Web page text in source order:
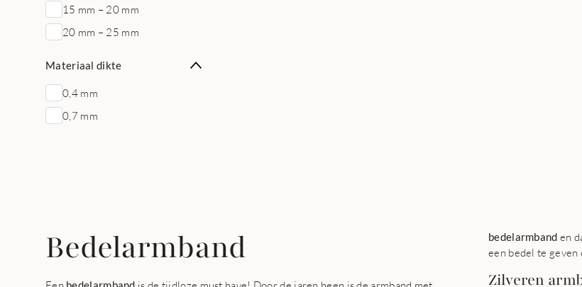
15 mm – 20 mm
20 mm – 25 mm
Materiaal dikte
0,4 mm
0,7 mm
Bedelarmband bedelarmband en
een bedel te
Zilveren